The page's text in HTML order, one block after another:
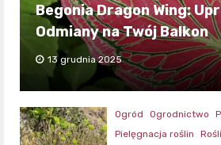
Begonia Dragon Wing:
Odmiany na Twój Balkon
13 grudnia 2025
Ogród Ogrodnictwo
Pielęgnacja roślin